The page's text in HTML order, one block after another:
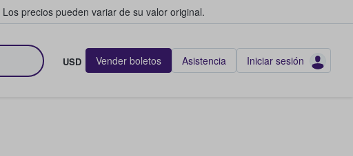
Los precios pueden variar de su valor original.
USD Vender boletos Asistencia Iniciar sesión